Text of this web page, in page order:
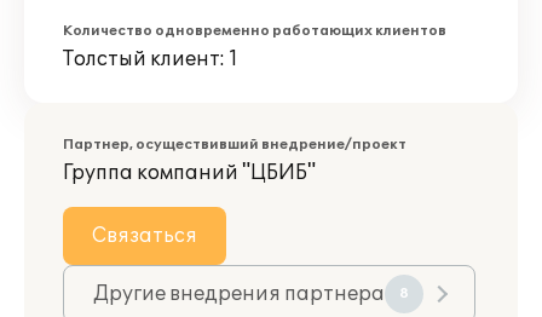
Количество одновременно работающих клиентов
Толстый клиент: 1
Партнер, осуществивший внедрение/проект
Группа компаний "ЦБИБ"
Связаться
Другие внедрения партнера 8